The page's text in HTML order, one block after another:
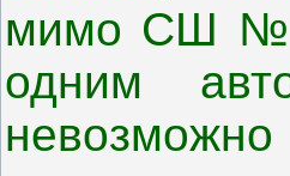
мимо СШ №
одним